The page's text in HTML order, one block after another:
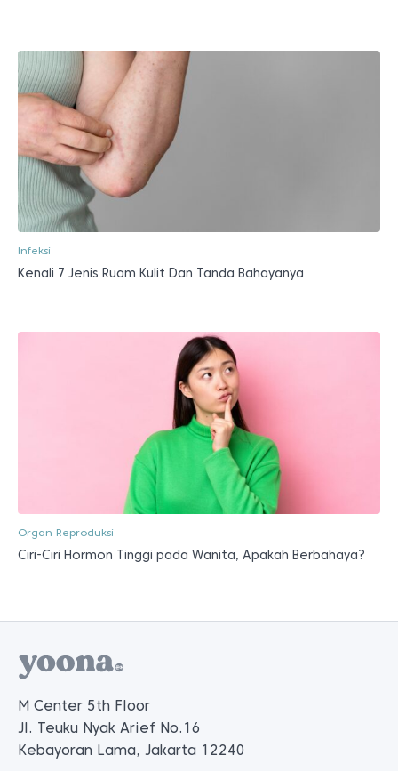
Infeksi
Kenali 7 Jenis Ruam Kulit Dan Tanda Bahayanya
Organ Reproduksi
Ciri-Ciri Hormon Tinggi pada Wanita, Apakah Berbahaya?
M Center 5th Floor
Jl. Teuku Nyak Arief No.16
Kebayoran Lama, Jakarta 12240